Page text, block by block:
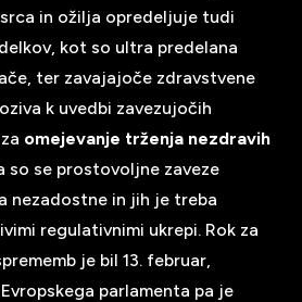
in ožilja opredeljuje tudi
kot so ultra predelana
ter zavajajoče zdravstvene
k uvedbi zavezujočih
omejevanje trženja nezdravih
so se prostovoljne zaveze
nezadostne in jih je treba
regulativnimi ukrepi. Rok za
je bil 13. februar,
parlamenta pa je